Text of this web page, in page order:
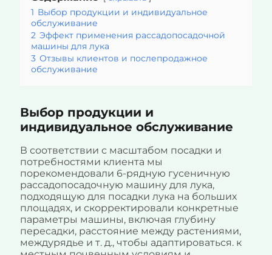
1 Выбор продукции и индивидуальное
обслуживание
2 Эффект применения рассадопосадочной
машины для лука
3 Отзывы клиентов и послепродажное
обслуживание
Выбор продукции и
индивидуальное обслуживание
В соответствии с масштабом посадки и
потребностями клиента мы
порекомендовали 6-рядную гусеничную
рассадопосадочную машину для лука,
подходящую для посадки лука на больших
площадях, и скорректировали конкретные
параметры машины, включая глубину
пересадки, расстояние между растениями,
междурядье и т. д., чтобы адаптироваться. к